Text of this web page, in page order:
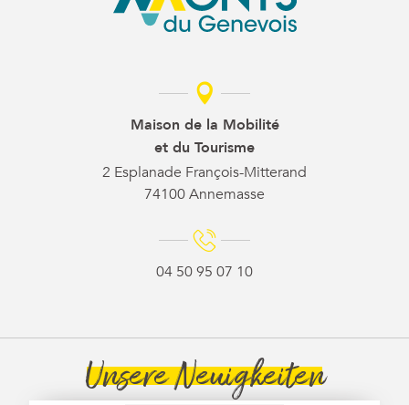
Maison de la Mobilité
et du Tourisme
2 Esplanade François-Mitterand
74100 Annemasse
04 50 95 07 10
Unsere Neuigkeiten